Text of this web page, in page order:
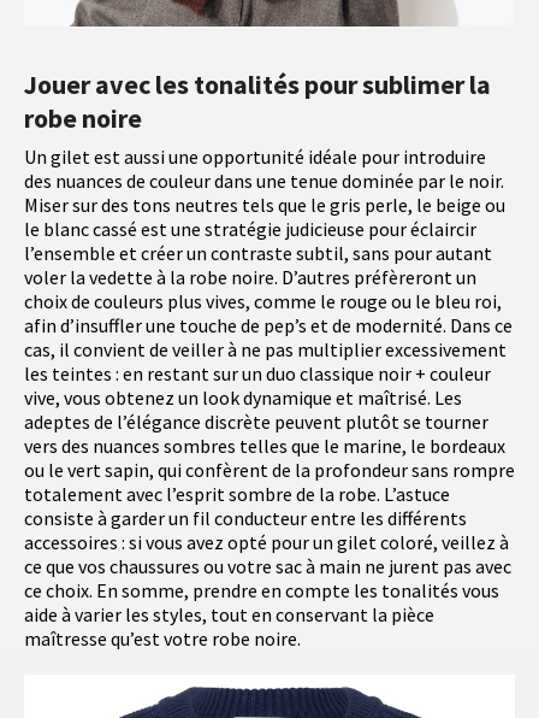
Jouer avec les tonalités pour sublimer la
robe noire
Un gilet est aussi une opportunité idéale pour introduire
des nuances de couleur dans une tenue dominée par le noir.
Miser sur des tons neutres tels que le gris perle, le beige ou
le blanc cassé est une stratégie judicieuse pour éclaircir
l’ensemble et créer un contraste subtil, sans pour autant
voler la vedette à la robe noire. D’autres préfèreront un
choix de couleurs plus vives, comme le rouge ou le bleu roi,
afin d’insuffler une touche de pep’s et de modernité. Dans ce
cas, il convient de veiller à ne pas multiplier excessivement
les teintes : en restant sur un duo classique noir + couleur
vive, vous obtenez un look dynamique et maîtrisé. Les
adeptes de l’élégance discrète peuvent plutôt se tourner
vers des nuances sombres telles que le marine, le bordeaux
ou le vert sapin, qui confèrent de la profondeur sans rompre
totalement avec l’esprit sombre de la robe. L’astuce
consiste à garder un fil conducteur entre les différents
accessoires : si vous avez opté pour un gilet coloré, veillez à
ce que vos chaussures ou votre sac à main ne jurent pas avec
ce choix. En somme, prendre en compte les tonalités vous
aide à varier les styles, tout en conservant la pièce
maîtresse qu’est votre robe noire.